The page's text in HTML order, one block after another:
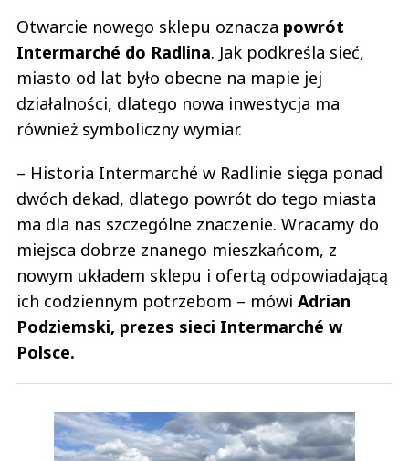
Otwarcie nowego sklepu oznacza powrót
Intermarché do Radlina. Jak podkreśla sieć,
miasto od lat było obecne na mapie jej
działalności, dlatego nowa inwestycja ma
również symboliczny wymiar.
– Historia Intermarché w Radlinie sięga ponad
dwóch dekad, dlatego powrót do tego miasta
ma dla nas szczególne znaczenie. Wracamy do
miejsca dobrze znanego mieszkańcom, z
nowym układem sklepu i ofertą odpowiadającą
ich codziennym potrzebom – mówi Adrian
Podziemski, prezes sieci Intermarché w
Polsce.